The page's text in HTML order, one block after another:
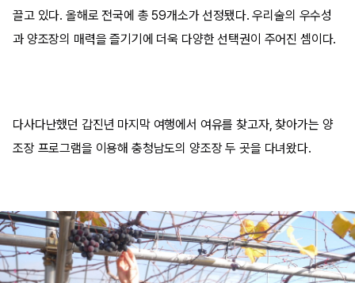
끌고 있다. 올해로 전국에 총 59개소가 선정됐다. 우리술의 우수성
과 양조장의 매력을 즐기기에 더욱 다양한 선택권이 주어진 셈이다.
다사다난했던 갑진년 마지막 여행에서 여유를 찾고자, 찾아가는 양
조장 프로그램을 이용해 충청남도의 양조장 두 곳을 다녀왔다.